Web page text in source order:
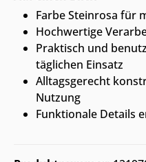
Farbe Steinrosa für
Hochwertige
Praktisch und
täglichen Einsatz
Alltagsgerecht
Nutzung
Funktionale Details